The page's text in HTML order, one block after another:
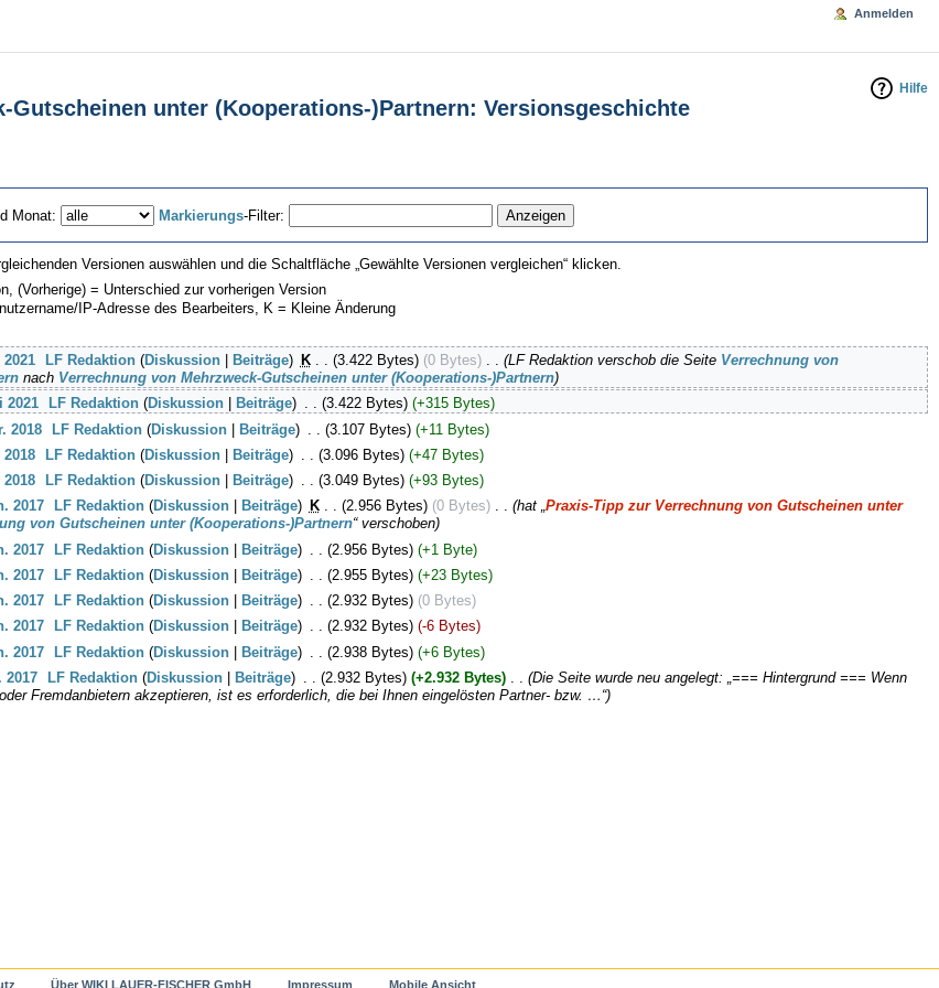
Hilfe
Gutscheinen unter (Kooperations-)Partnern: Versionsgeschichte
Monat: Markierungs-Filter:
Versionen auswählen und die Schaltfläche „Gewählte Versionen vergleichen“ klicken.
(Vorherige) = Unterschied zur vorherigen Version
IP-Adresse des Bearbeiters, K = Kleine Änderung
2021‎ LF Redaktion (Diskussion| Beiträge) K . . (3.422 Bytes) (0 Bytes)‎ . . (LF Redaktion verschob die Seite Verrechnung von
nach Verrechnung von Mehrzweck-Gutscheinen unter (Kooperations-)Partnern)
2021‎ LF Redaktion (Diskussion| Beiträge) . . (3.422 Bytes) (+315 Bytes)
2018‎ LF Redaktion (Diskussion| Beiträge) (3.107 Bytes) (+11 Bytes)
2018‎ LF Redaktion (Diskussion| Beiträge) . . (3.096 Bytes) (+47 Bytes)
2018‎ LF Redaktion (Diskussion| Beiträge) . . (3.049 Bytes) (+93 Bytes)
2017‎ LF Redaktion (Diskussion| Beiträge) K . . (2.956 Bytes) (0 Bytes)‎ . . (hat „Praxis-Tipp zur Verrechnung von Gutscheinen unter
von Gutscheinen unter (Kooperations-)Partnern“ verschoben)
2017‎ LF Redaktion (Diskussion| Beiträge) (2.956 Bytes) (+1 Byte)
2017‎ LF Redaktion (Diskussion| Beiträge) . . (2.955 Bytes) (+23 Bytes)
2017‎ LF Redaktion (Diskussion| Beiträge) . . (2.932 Bytes) (0 Bytes)
2017‎ LF Redaktion (Diskussion| Beiträge) . . (2.932 Bytes) (-6 Bytes)
2017‎ LF Redaktion (Diskussion| Beiträge) (2.938 Bytes) (+6 Bytes)
2017‎ LF Redaktion (Diskussion| Beiträge) . . (2.932 Bytes) (+2.932 Bytes)‎ . . (Die Seite wurde neu angelegt: „=== Hintergrund === Wenn
Fremdanbietern akzeptieren, ist es erforderlich, die bei Ihnen eingelösten Partner- bzw. …“)
Anmelden
Über WIKI LAUER-FISCHER GmbH Impressum Mobile Ansicht